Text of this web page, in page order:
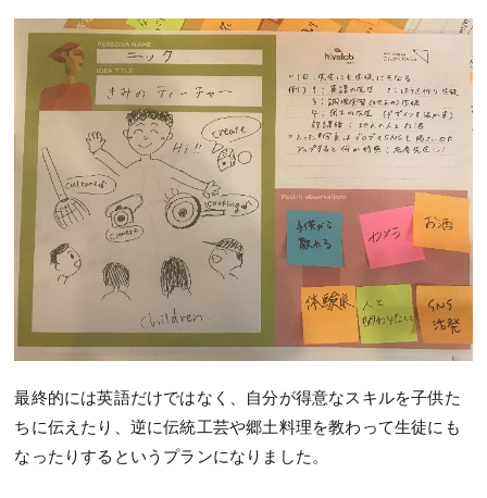
最終的には英語だけではなく、自分が得意なスキルを子供た
ちに伝えたり、逆に伝統工芸や郷土料理を教わって生徒にも
なったりするというプランになりました。